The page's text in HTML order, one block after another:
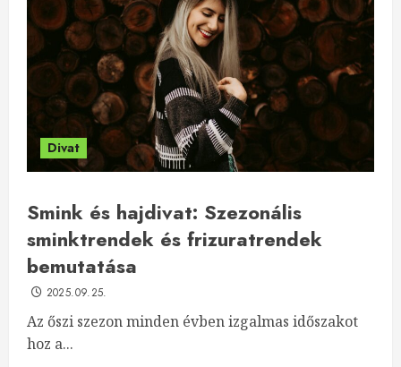
Divat
Smink és hajdivat: Szezonális
sminktrendek és frizuratrendek
bemutatása
2025.09.25.
Az őszi szezon minden évben izgalmas időszakot
hoz a...